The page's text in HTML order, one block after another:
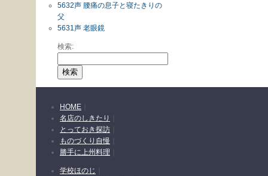
5632声 腰痛の息子と寝たきりの
父
5631声 老眼鏡
検索:
HOME
名店のしきたり
とっておき探訪
ものづくり自慢
勝手に上州料理
学校ほのじ